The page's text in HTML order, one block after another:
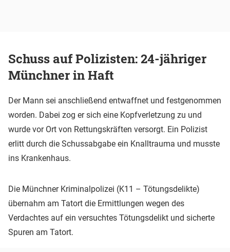
Schuss auf Polizisten: 24-jähriger
Münchner in Haft
Der Mann sei anschließend entwaffnet und festgenommen
worden. Dabei zog er sich eine Kopfverletzung zu und
wurde vor Ort von Rettungskräften versorgt. Ein Polizist
erlitt durch die Schussabgabe ein Knalltrauma und musste
ins Krankenhaus.
Die Münchner Kriminalpolizei (K11 – Tötungsdelikte)
übernahm am Tatort die Ermittlungen wegen des
Verdachtes auf ein versuchtes Tötungsdelikt und sicherte
Spuren am Tatort.